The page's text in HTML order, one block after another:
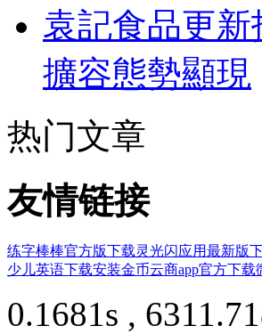
袁記食品更
擴容態勢顯現
热门文章
友情链接
练字棒棒官方版下载灵光闪应用最新版
少儿英语下载安装金币云商app官方下载
0.1681s ,